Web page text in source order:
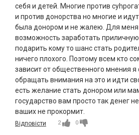
себя и детей. Многие против
и против донорства но многие и
была донором и не жалею. Для меня
возможность заработать
подарить кому то шанс стать
ничего плохого. Поэтому всем кто
зависит от общественного мнения я
обращать внимания на это и идти
есть желание стать донором или
государство вам просто так денег
ваших не прокормит.
Відповісти 2 0